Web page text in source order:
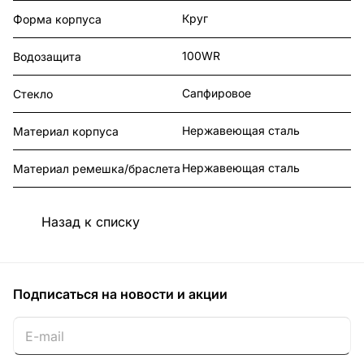
Форма корпуса Круг
Водозащита 100WR
Стекло Сапфировое
Материал корпуса Нержавеющая сталь
Материал ремешка/браслета Нержавеющая сталь
Назад к списку
Подписаться на новости и акции